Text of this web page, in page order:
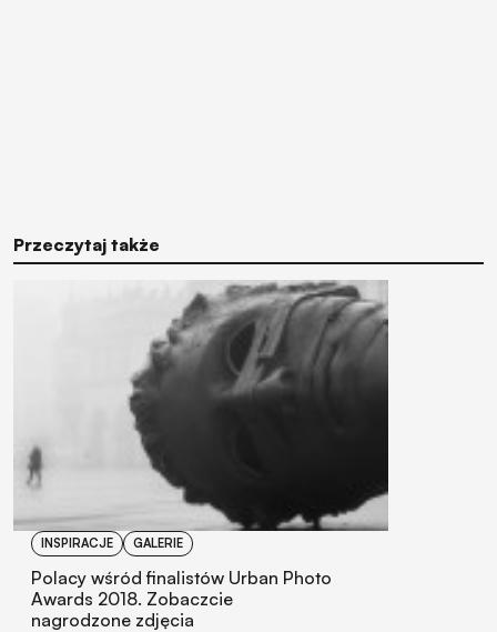
Przeczytaj także
INSPIRACJE GALERIE
Polacy wśród finalistów Urban Photo
Awards 2018. Zobaczcie
nagrodzone zdjęcia